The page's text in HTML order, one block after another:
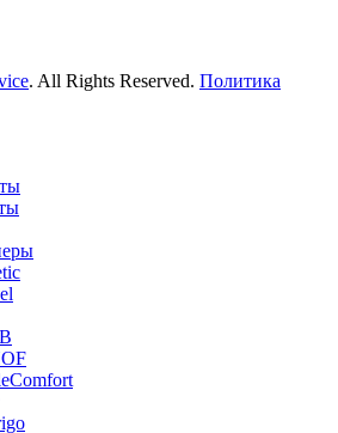
. All Rights Reserved. Политика